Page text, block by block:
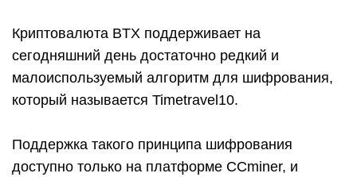
Криптовалюта BTX поддерживает на
сегодняшний день достаточно редкий и
малоиспользуемый алгоритм для шифрования,
который называется Timetravel10.
Поддержка такого принципа шифрования
доступно только на платформе CCminer, и